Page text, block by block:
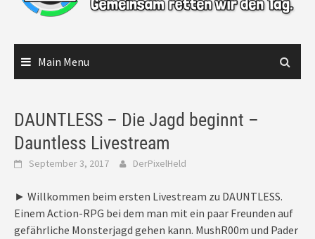
Main Menu
DAUNTLESS – Die Jagd beginnt –
Dauntless Livestream
September 3, 2017 DerPixelHeld
► Willkommen beim ersten Livestream zu DAUNTLESS.
Einem Action-RPG bei dem man mit ein paar Freunden auf
gefährliche Monsterjagd gehen kann. MushR00m und Pader